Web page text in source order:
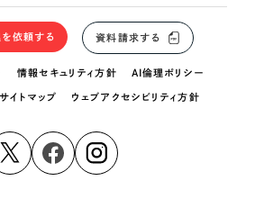
依頼する 資料請求する
情報セキュリティ方針 AI倫理ポリシー
サイトマップ ウェブアクセシビリティ方針